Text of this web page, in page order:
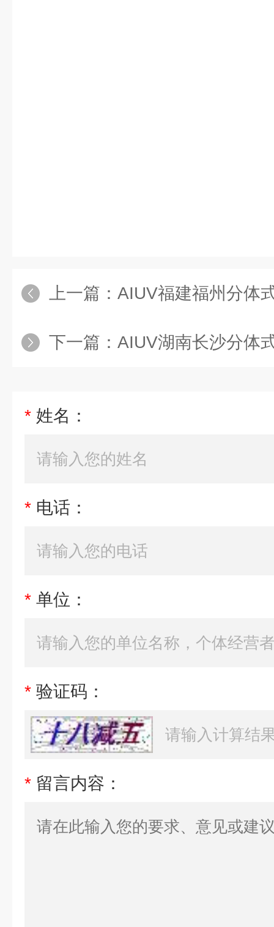
上一篇： AIUV福建福州分体
下一篇： AIUV湖南长沙分体
* 姓名：
* 电话：
* 单位：
* 验证码：
* 留言内容：